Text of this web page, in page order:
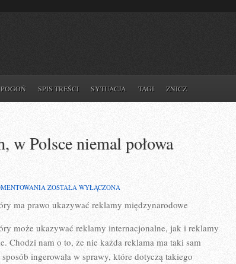
POGOŃ SPIS TREŚCI SYTUACJA TAGI ZNICZ
w Polsce niemal połowa
WEDLE
DANYCH,
NIEMAL
POŁOWA
POSIADA
ZOSTAŁA WYŁĄCZONA
ma prawo ukazywać reklamy międzynarodowe
może ukazywać reklamy internacjonalne, jak i reklamy
Chodzi nam o to, że nie każda reklama ma taki sam
ingerowała w sprawy, które dotyczą takiego